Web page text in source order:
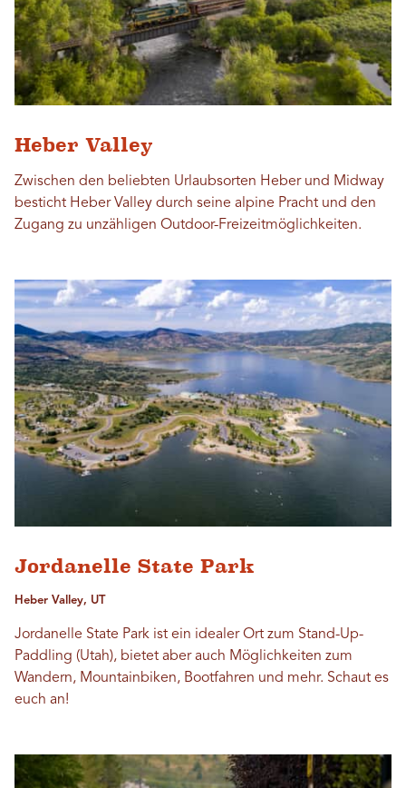
Heber Valley
Zwischen den beliebten Urlaubsorten Heber und Midway
besticht Heber Valley durch seine alpine Pracht und den
Zugang zu unzähligen Outdoor-Freizeitmöglichkeiten.
Jordanelle State Park
Heber Valley, UT
Jordanelle State Park ist ein idealer Ort zum Stand-Up-
Paddling (Utah), bietet aber auch Möglichkeiten zum
Wandern, Mountainbiken, Bootfahren und mehr. Schaut es
euch an!